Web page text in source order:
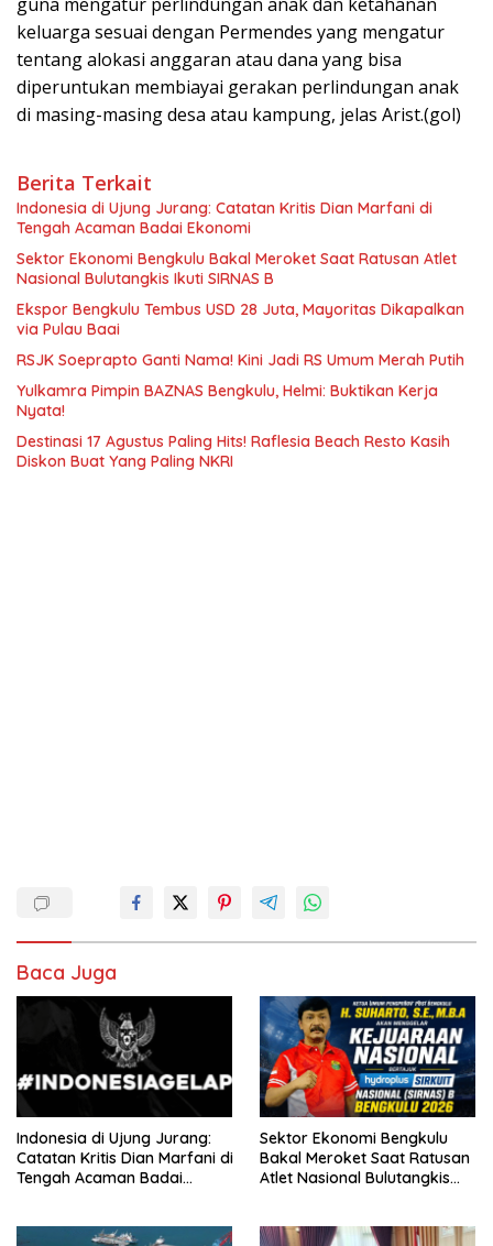
keluarga sesuai dengan Permendes yang mengatur
tentang alokasi anggaran atau dana yang bisa
diperuntukan membiayai gerakan perlindungan anak
di masing-masing desa atau kampung, jelas Arist.(gol)
Berita Terkait
Indonesia di Ujung Jurang: Catatan Kritis Dian Marfani di
Tengah Acaman Badai Ekonomi
Sektor Ekonomi Bengkulu Bakal Meroket Saat Ratusan Atlet
Nasional Bulutangkis Ikuti SIRNAS B
Ekspor Bengkulu Tembus USD 28 Juta, Mayoritas Dikapalkan
via Pulau Baai
RSJK Soeprapto Ganti Nama! Kini Jadi RS Umum Merah Putih
Yulkamra Pimpin BAZNAS Bengkulu, Helmi: Buktikan Kerja
Nyata!
Destinasi 17 Agustus Paling Hits! Raflesia Beach Resto Kasih
Diskon Buat Yang Paling NKRI
Baca Juga
Indonesia di Ujung Jurang:
Catatan Kritis Dian Marfani di
Tengah Acaman Badai
Sektor Ekonomi Bengkulu
Bakal Meroket Saat Ratusan
Atlet Nasional Bulutangkis